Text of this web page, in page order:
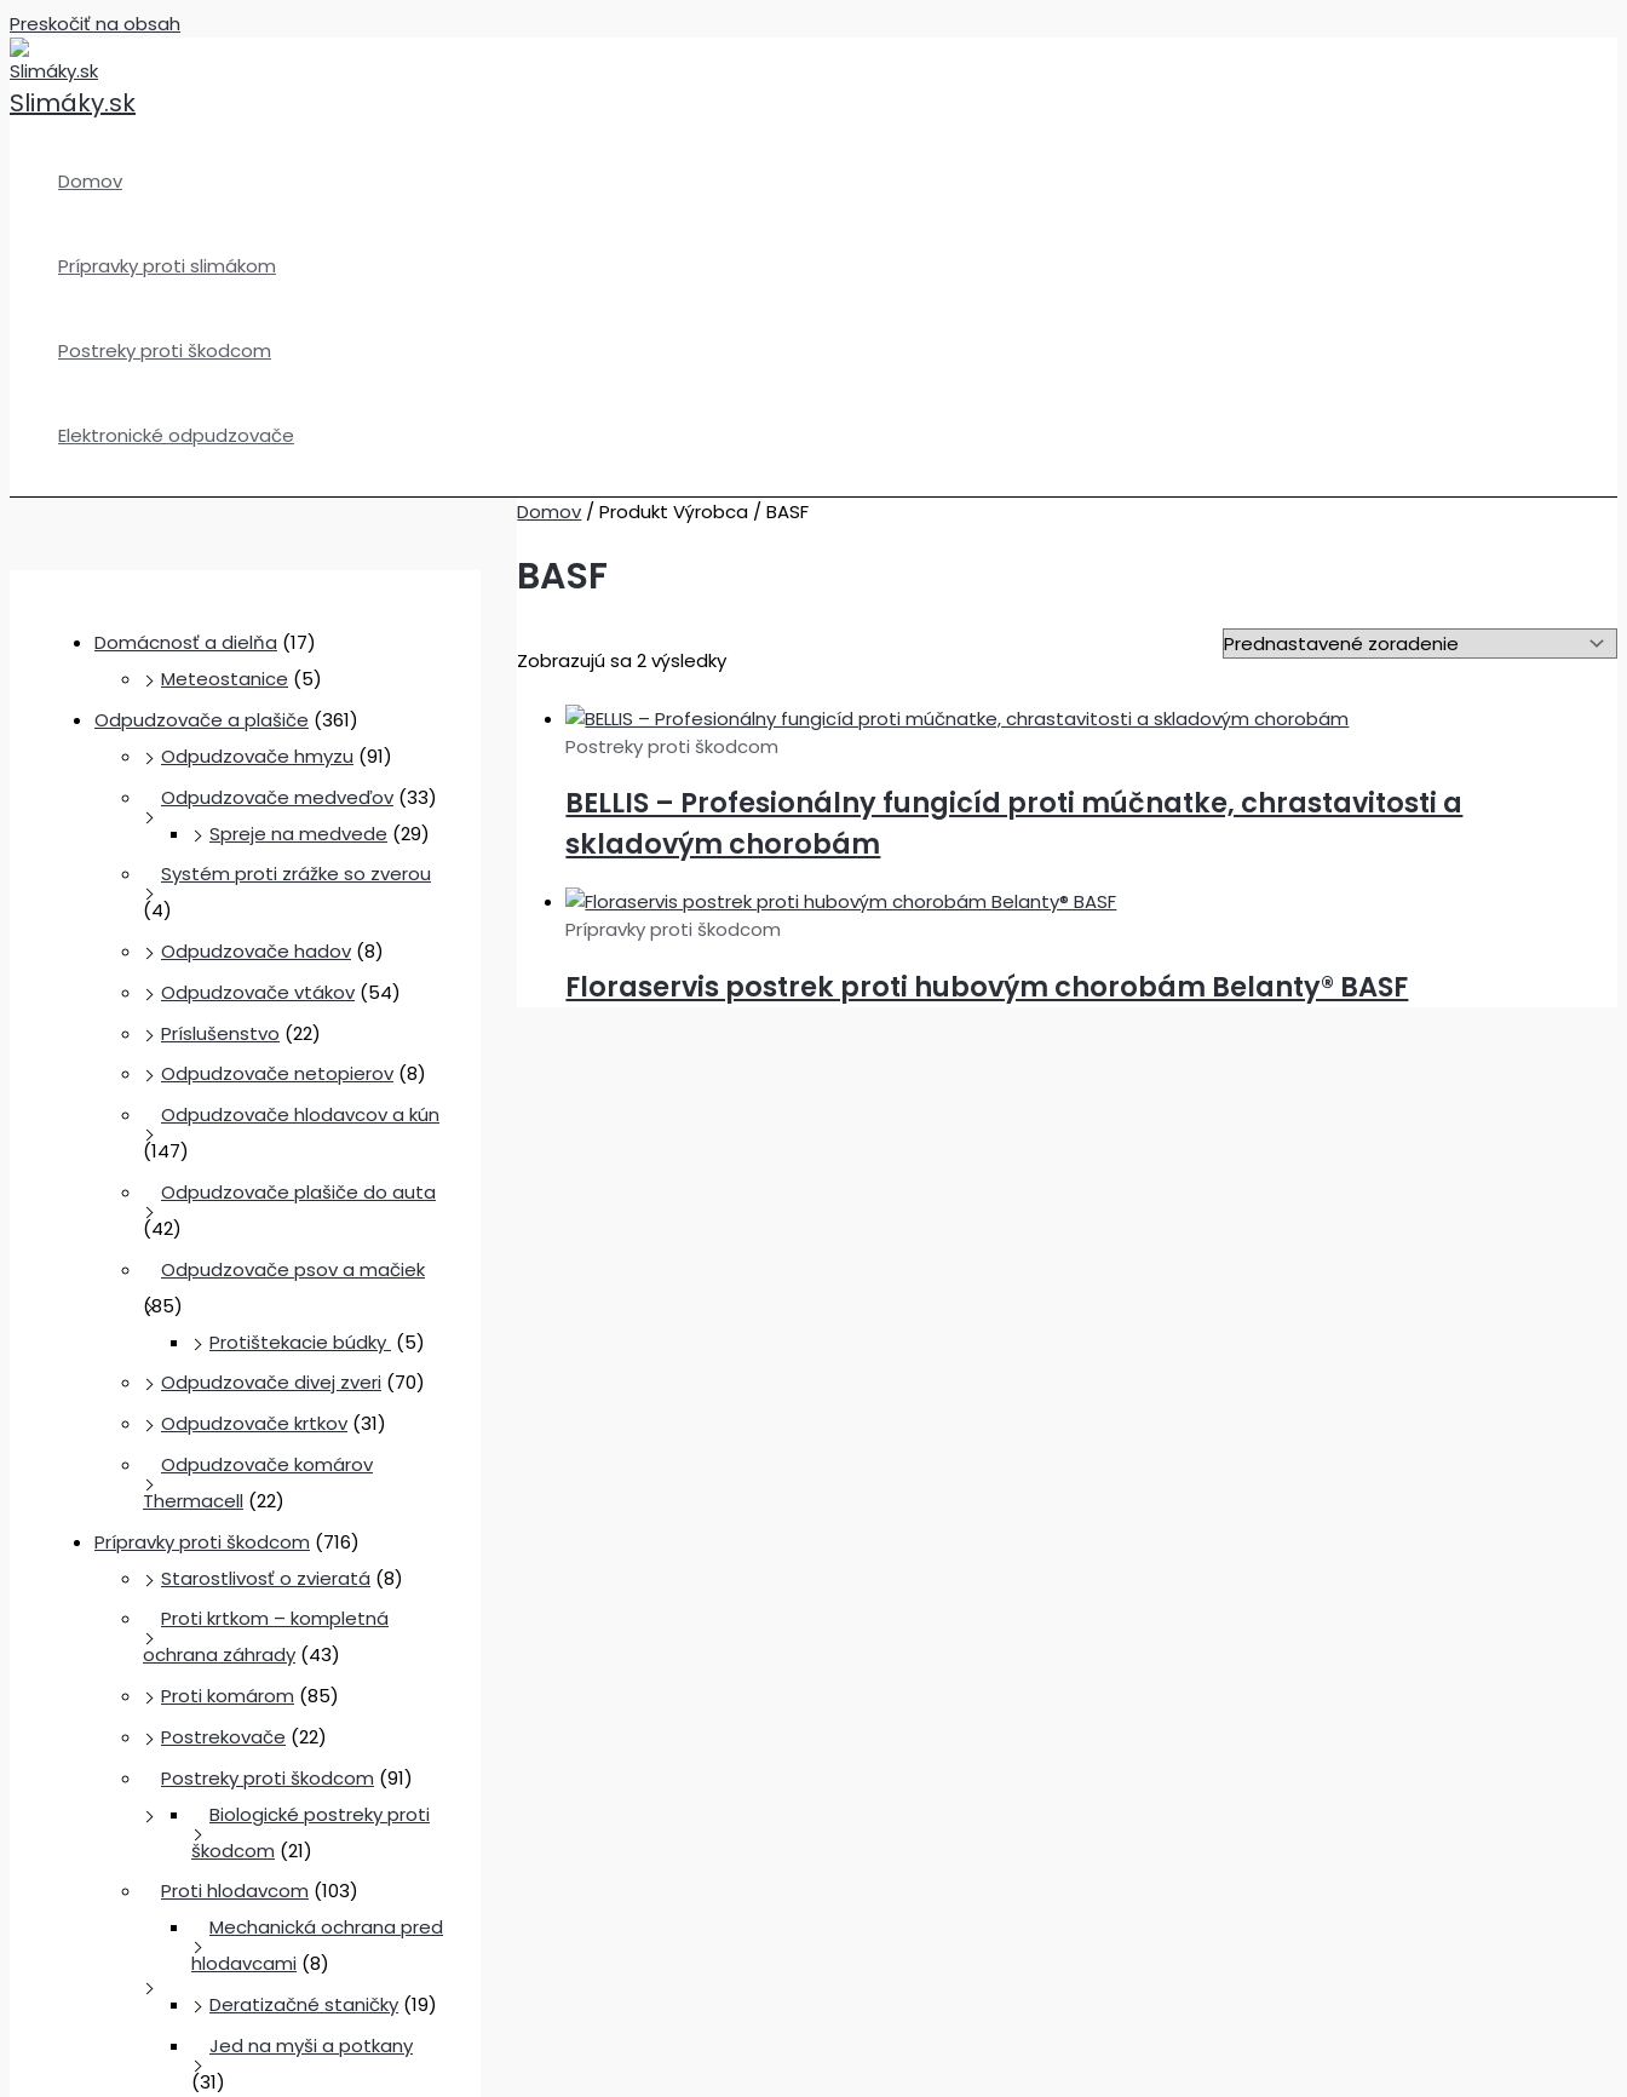
Preskočiť na obsah
Slimáky.sk
Domov
Prípravky proti slimákom
Postreky proti škodcom
Elektronické odpudzovače
Domácnosť a dielňa (17)
Meteostanice (5)
Odpudzovače a plašiče (361)
Odpudzovače hmyzu (91)
Odpudzovače medveďov (33)
Spreje na medvede (29)
Systém proti zrážke so zverou
(4)
Odpudzovače hadov (8)
Odpudzovače vtákov (54)
Príslušenstvo (22)
Odpudzovače netopierov (8)
Odpudzovače hlodavcov a kún
(147)
Odpudzovače plašiče do auta
(42)
Odpudzovače psov a mačiek
(85)
Protištekacie búdky (5)
Odpudzovače divej zveri (70)
Odpudzovače krtkov (31)
Odpudzovače komárov
Thermacell (22)
Prípravky proti škodcom (716)
Starostlivosť o zvieratá (8)
Proti krtkom – kompletná
ochrana záhrady (43)
Proti komárom (85)
Postrekovače (22)
Postreky proti škodcom (91)
Biologické postreky proti
škodcom (21)
Proti hlodavcom (103)
Mechanická ochrana pred
hlodavcami (8)
Deratizačné staničky (19)
Jed na myši a potkany
(31)
Domov / Produkt Výrobca / BASF
BASF
Zobrazujú sa 2 výsledky
Postreky proti škodcom
BELLIS – Profesionálny fungicíd proti múčnatke, chrastavitosti a
skladovým chorobám
Prípravky proti škodcom
Floraservis postrek proti hubovým chorobám Belanty® BASF